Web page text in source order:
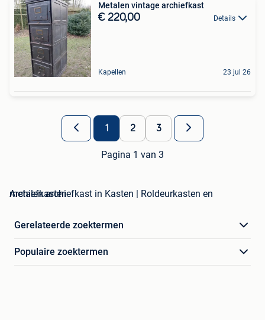
Metalen vintage archiefkast
€ 220,00 Details
Kapellen 23 jul 26
1 2 3
Pagina 1 van 3
metalen archiefkast in Kasten | Roldeurkasten en Archiefkasten
Gerelateerde zoektermen
Populaire zoektermen